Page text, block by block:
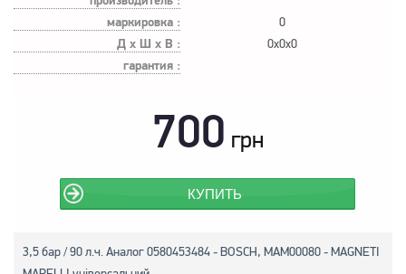
маркировка :
0
Д х Ш х В : 0x0x0
гарантия :
700 грн
КУПИТЬ
3,5 бар / 90 л.ч. Аналог 0580453484 - BOSCH, MAM00080 - MAGNETI